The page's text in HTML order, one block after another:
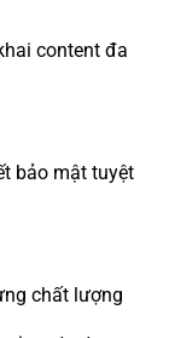
content đa
bảo mật tuyệt
chất lượng